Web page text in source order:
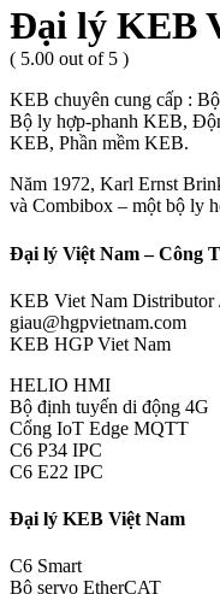
Đại lý KEB
( 5.00 out of 5 )
KEB chuyên cung cấp :
Bộ ly hợp-phanh KEB,
KEB, Phần mềm KEB.
Năm 1972, Karl Ernst
và Combibox – một bộ ly
Đại lý Việt Nam – Công
KEB Viet Nam Distributor
giau@hgpvietnam.com
KEB HGP Viet Nam
HELIO HMI
Bộ định tuyến di động 4G
Cổng IoT Edge MQTT
C6 P34 IPC
C6 E22 IPC
Đại lý KEB Việt Nam
C6 Smart
Bộ servo EtherCAT